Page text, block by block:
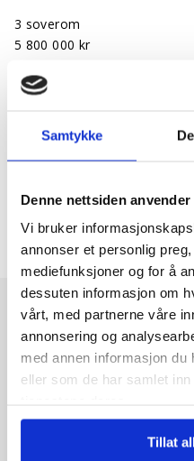
Samtykke
Denne nettsiden
Vi bruker
annonser et personlig
mediefunksjoner og for å
dessuten informasjon om
vårt, med partnerne våre
annonsering og
med annen informasjon du
eller som de har samlet
Tillat
3 soverom
5 800 000 kr
Relaterte boliger